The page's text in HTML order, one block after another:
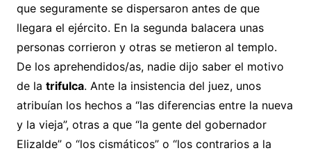
que seguramente se dispersaron antes de que
llegara el ejército. En la segunda balacera unas
personas corrieron y otras se metieron al templo.
De los aprehendidos/as, nadie dijo saber el motivo
de la trifulca. Ante la insistencia del juez, unos
atribuían los hechos a “las diferencias entre la nueva
y la vieja”, otras a que “la gente del gobernador
Elizalde” o “los cismáticos” o “los contrarios a la